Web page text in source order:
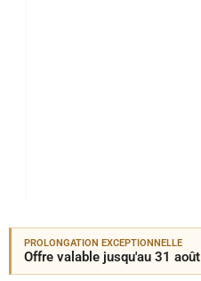
PROLONGATION EXCEPTIONNELLE
Offre valable jusqu'au 31 août